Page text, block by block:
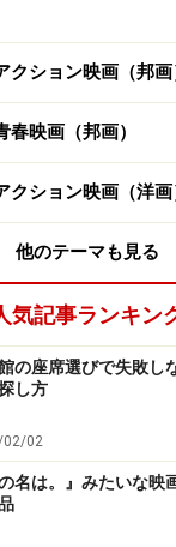
ション映画（邦画
映画（邦画）
ション映画（洋画
他のテーマも見る
気記事ランキン
の座席選びで失敗し
し方
02/02
の名は。』みたいな